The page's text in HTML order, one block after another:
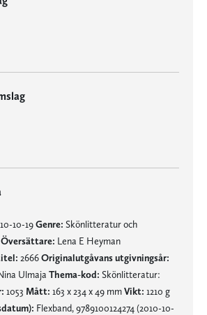
10-19Genre: Skönlitteratur och
Översättare: Lena E Heyman
2666Originalutgåvans utgivningsår:
Ulmaja Thema-kod: Skönlitteratur:
1053 Mått: 163 x 234 x 49 mmVikt: 1210 g
Flexband, 9789100124274 (2010-10-